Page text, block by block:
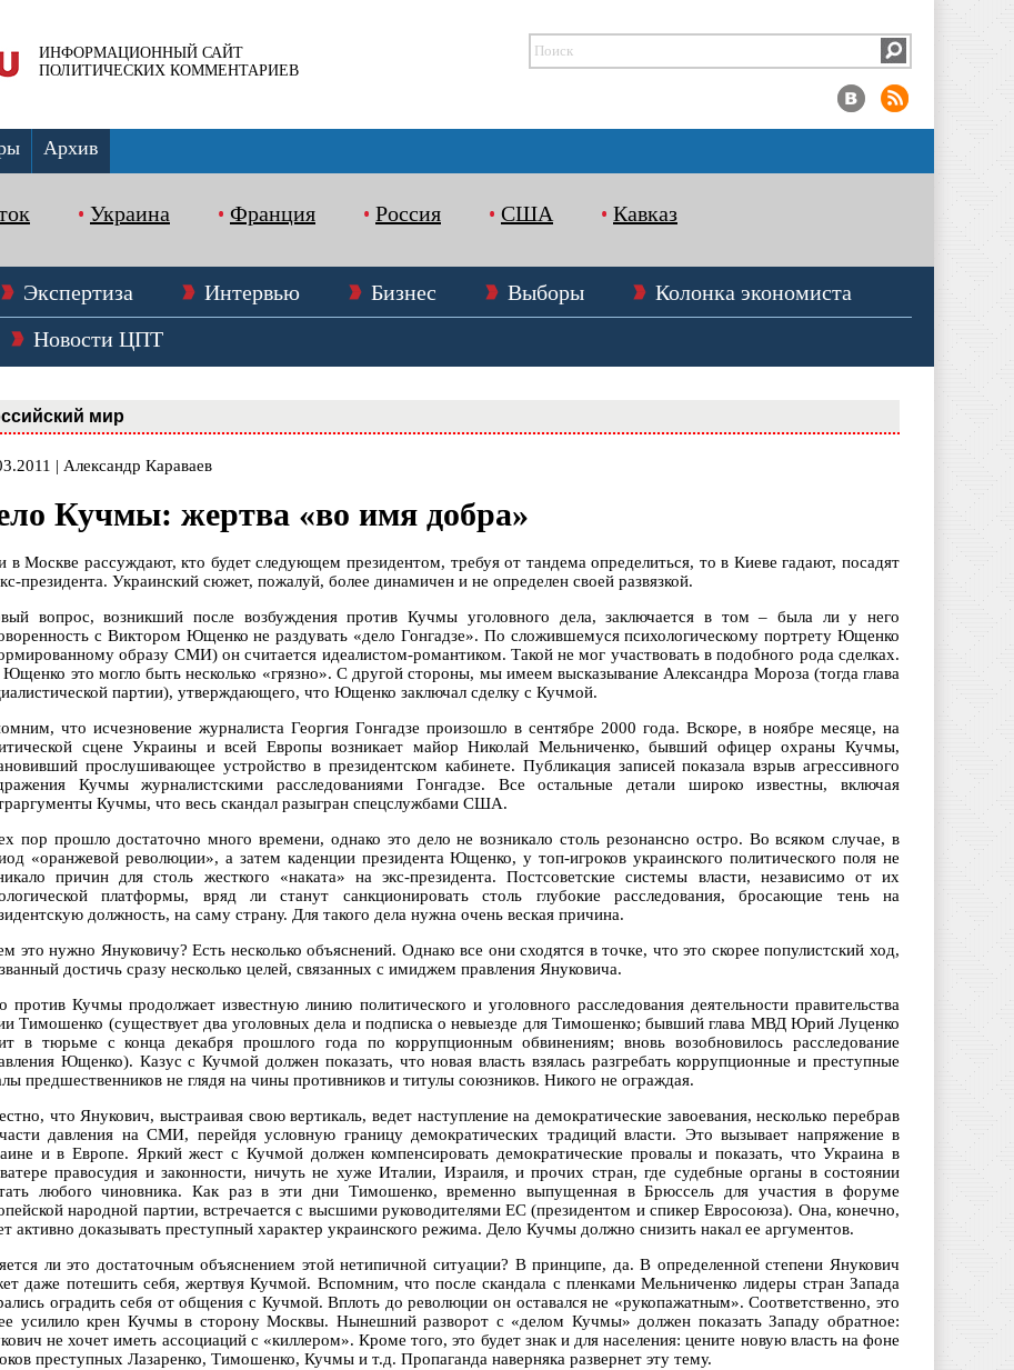
ИНФОРМАЦИОННЫЙ САЙТ
ПОЛИТИЧЕСКИХ КОММЕНТАРИЕВ
Архив
Украина Франция Россия США Кавказ
Экспертиза Интервью Бизнес Выборы
Колонка экономиста
Новости ЦПТ
мир
| Александр Караваев
Кучмы: жертва «во имя добра»
в Москве рассуждают, кто будет следующем президентом, требуя от тандема определиться, то в Киеве гадают, посадят
президента. Украинский сюжет, пожалуй, более динамичен и не определен своей развязкой.
вопрос, возникший после возбуждения против Кучмы уголовного дела, заключается в том – была ли у него
с Виктором Ющенко не раздувать «дело Гонгадзе». По сложившемуся психологическому портрету Ющенко
образу СМИ) он считается идеалистом-романтиком. Такой не мог участвовать в подобного рода сделках.
Ющенко это могло быть несколько «грязно». С другой стороны, мы имеем высказывание Александра Мороза (тогда глава
партии), утверждающего, что Ющенко заключал сделку с Кучмой.
что исчезновение журналиста Георгия Гонгадзе произошло в сентябре 2000 года. Вскоре, в ноябре месяце, на
сцене Украины и всей Европы возникает майор Николай Мельниченко, бывший офицер охраны Кучмы,
прослушивающее устройство в президентском кабинете. Публикация записей показала взрыв агрессивного
Кучмы журналистскими расследованиями Гонгадзе. Все остальные детали широко известны, включая
Кучмы, что весь скандал разыгран спецслужбами США.
пор прошло достаточно много времени, однако это дело не возникало столь резонансно остро. Во всяком случае, в
«оранжевой революции», а затем каденции президента Ющенко, у топ-игроков украинского политического поля не
причин для столь жесткого «наката» на экс-президента. Постсоветские системы власти, независимо от их
платформы, вряд ли станут санкционировать столь глубокие расследования, бросающие тень на
должность, на саму страну. Для такого дела нужна очень веская причина.
это нужно Януковичу? Есть несколько объяснений. Однако все они сходятся в точке, что это скорее популистский ход,
достичь сразу несколько целей, связанных с имиджем правления Януковича.
против Кучмы продолжает известную линию политического и уголовного расследования деятельности правительства
Тимошенко (существует два уголовных дела и подписка о невыезде для Тимошенко; бывший глава МВД Юрий Луценко
в тюрьме с конца декабря прошлого года по коррупционным обвинениям; вновь возобновилось расследование
Ющенко). Казус с Кучмой должен показать, что новая власть взялась разгребать коррупционные и преступные
предшественников не глядя на чины противников и титулы союзников. Никого не ограждая.
что Янукович, выстраивая свою вертикаль, ведет наступление на демократические завоевания, несколько перебрав
давления на СМИ, перейдя условную границу демократических традиций власти. Это вызывает напряжение в
и в Европе. Яркий жест с Кучмой должен компенсировать демократические провалы и показать, что Украина в
правосудия и законности, ничуть не хуже Италии, Израиля, и прочих стран, где судебные органы в состоянии
любого чиновника. Как раз в эти дни Тимошенко, временно выпущенная в Брюссель для участия в форуме
народной партии, встречается с высшими руководителями ЕС (президентом и спикер Евросоюза). Она, конечно,
активно доказывать преступный характер украинского режима. Дело Кучмы должно снизить накал ее аргументов.
ли это достаточным объяснением этой нетипичной ситуации? В принципе, да. В определенной степени Янукович
даже потешить себя, жертвуя Кучмой. Вспомним, что после скандала с пленками Мельниченко лидеры стран Запада
оградить себя от общения с Кучмой. Вплоть до революции он оставался не «рукопажатным». Соответственно, это
усилило крен Кучмы в сторону Москвы. Нынешний разворот с «делом Кучмы» должен показать Западу обратное:
не хочет иметь ассоциаций с «киллером». Кроме того, это будет знак и для населения: цените новую власть на фоне
преступных Лазаренко, Тимошенко, Кучмы и т.д. Пропаганда наверняка развернет эту тему.